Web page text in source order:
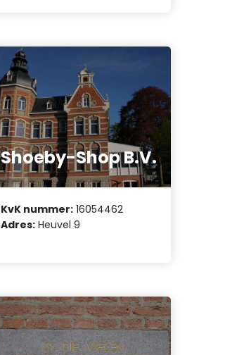
Shoeby-Shop B.V.
KvK nummer: 16054462
Adres: Heuvel 9